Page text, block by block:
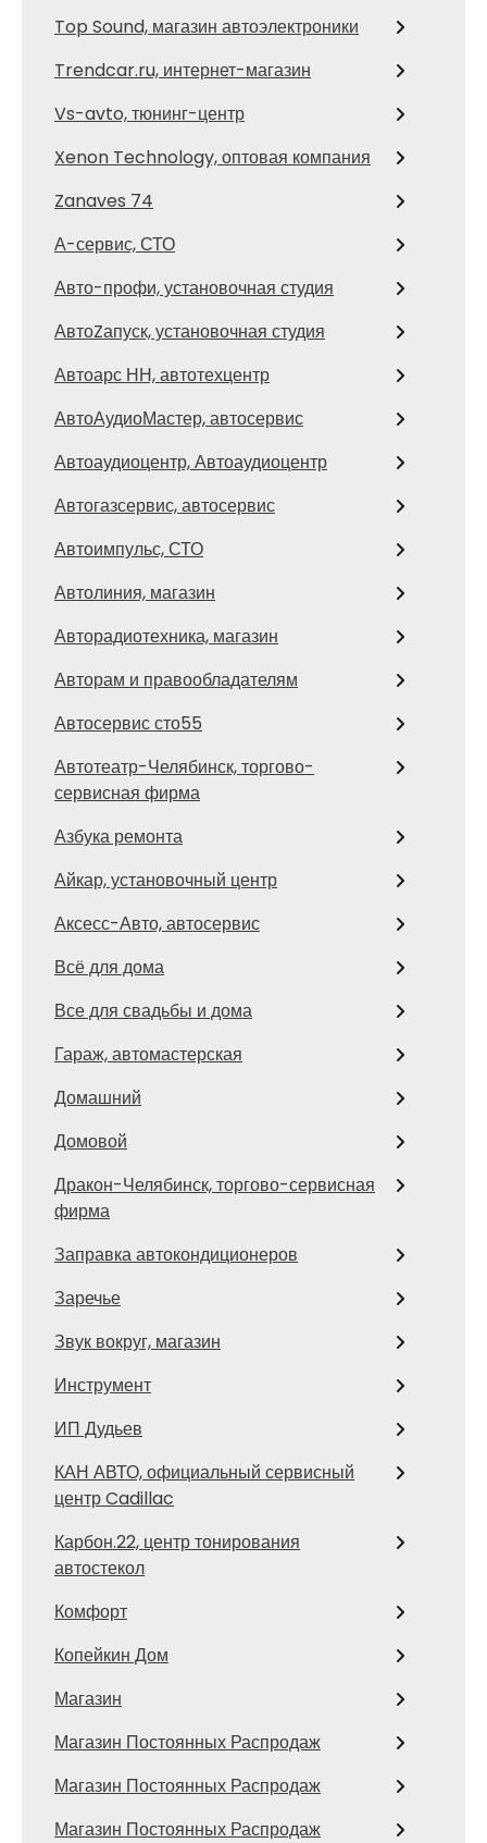
Top Sound, магазин автоэлектроники
Trendcar.ru, интернет-магазин
Vs-avto, тюнинг-центр
Xenon Technology, оптовая компания
Zanaves 74
А-сервис, СТО
Авто-профи, установочная студия
АвтоZапуск, установочная студия
Автоарс НН, автотехцентр
АвтоАудиоМастер, автосервис
Автоаудиоцентр, Автоаудиоцентр
Автогазсервис, автосервис
Автоимпульс, СТО
Автолиния, магазин
Авторадиотехника, магазин
Авторам и правообладателям
Автосервис сто55
Автотеатр-Челябинск, торгово-
сервисная фирма
Азбука ремонта
Айкар, установочный центр
Аксесс-Авто, автосервис
Всё для дома
Все для свадьбы и дома
Гараж, автомастерская
Домашний
Домовой
Дракон-Челябинск, торгово-сервисная
фирма
Заправка автокондиционеров
Заречье
Звук вокруг, магазин
Инструмент
ИП Дудьев
КАН АВТО, официальный сервисный
центр Cadillac
Карбон.22, центр тонирования
автостекол
Комфорт
Копейкин Дом
Магазин
Магазин Постоянных Распродаж
Магазин Постоянных Распродаж
Магазин Постоянных Распродаж